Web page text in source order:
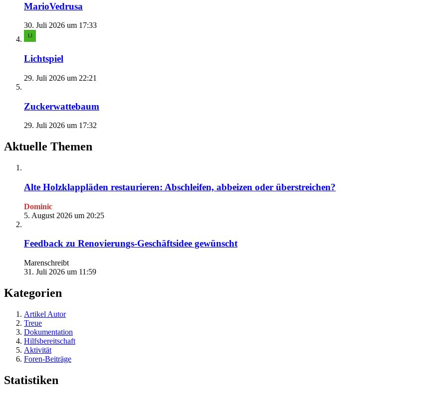
MarioVedrusa
30. Juli 2026 um 17:33
Lichtspiel
29. Juli 2026 um 22:21
Zuckerwattebaum
29. Juli 2026 um 17:32
Aktuelle Themen
Alte Holzklappläden restaurieren: Abschleifen, abbeizen oder überstreichen?
Dominic
5. August 2026 um 20:25
Feedback zu Renovierungs-Geschäftsidee gewünscht
Marenschreibt
31. Juli 2026 um 11:59
Kategorien
Artikel Autor
Treue
Dokumentation
Hilfsbereitschaft
Aktivität
Foren-Beiträge
Statistiken